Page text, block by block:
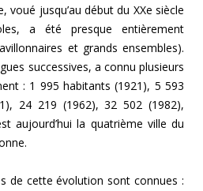
voué jusqu’au début du XXe siècle
a été presque entièrement
et grands ensembles).
successives, a connu plusieurs
: 1 995 habitants (1921), 5 593
24 219 (1962), 32 502 (1982),
aujourd’hui la quatrième ville du
de cette évolution sont connues :